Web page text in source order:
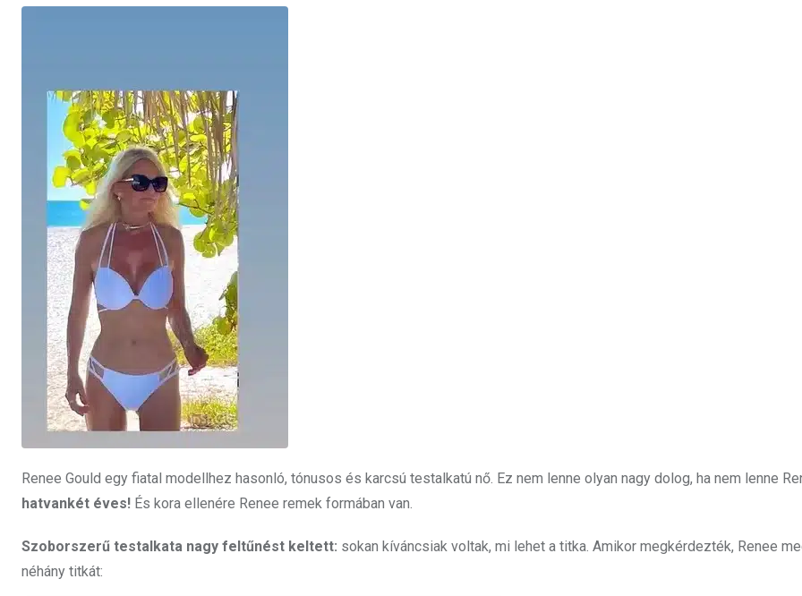
Renee Gould egy fiatal modellhez hasonló, tónusos és karcsú testalkatú nő. Ez nem lenne olyan nagy dolog, ha nem lenne
hatvankét éves! És kora ellenére Renee remek formában van.
Szoborszerű testalkata nagy feltűnést keltett: sokan kíváncsiak voltak, mi lehet a titka. Amikor megkérdezték, Renee
néhány titkát: